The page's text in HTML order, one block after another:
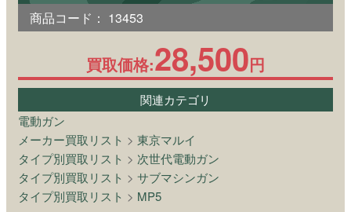
商品コード： 13453
買取価格:28,500円
関連カテゴリ
電動ガン
メーカー買取リスト > 東京マルイ
タイプ別買取リスト > 次世代電動ガン
タイプ別買取リスト > サブマシンガン
タイプ別買取リスト > MP5